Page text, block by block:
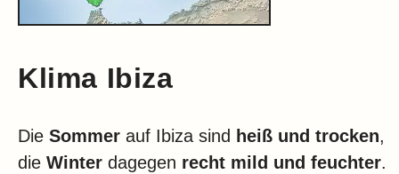
Klima Ibiza
Die Sommer auf Ibiza sind heiß und trocken,
die Winter dagegen recht mild und feuchter.